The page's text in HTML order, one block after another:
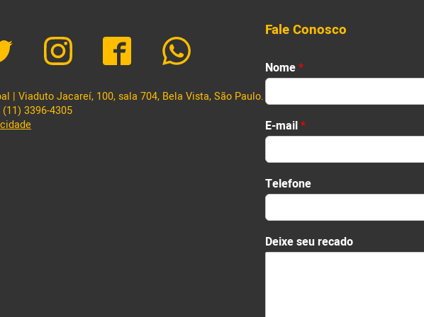
| Viaduto Jacareí, 100, sala 704, Bela Vista, São Paulo.
(11) 3396-4305
Fale Conosco
Nome*
First
E-mail*
T
e
e
f
o
Telefone
Deixe seu recado